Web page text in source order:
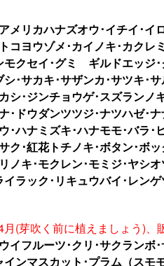
メリカハナズオウ･イチイ･イ
ヨウゾメ･カイノキ･カクレ
モクセイ･グミ ギルドエッジ･
･サカキ･サザンカ･サツキ･
シ･ジンチョウゲ･スズランノ
･ドウダンツツジ･ナツハゼ･
･ハナミズキ･ハナモモ･バラ･
ク･紅花トチノキ･ボタン･ボ
ノキ･モクレン･モミジ･ヤシ
ラック･リキュウバイ･レン
(芽吹く前に植えましょう)、
イフルーツ･クリ･サクランボ
ンマスカット･プラム（スモ